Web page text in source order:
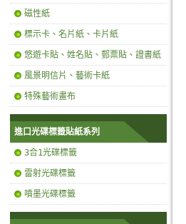
磁性紙
標示卡、名片紙、卡片紙
悠遊卡貼、姓名貼、郵票貼、證書紙
風景明信片、藝術卡紙
特殊藝術畫布
進口光碟標籤貼紙系列
3合1光碟標籤
雷射光碟標籤
噴墨光碟標籤